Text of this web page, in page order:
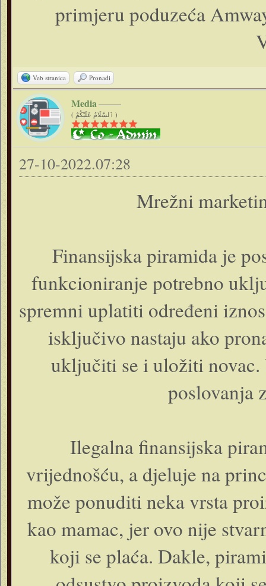
primjeru poduzeća
Veb stranica Pronađi
Media
( ٱلسَّلَامُ عَلَيْكُمْ )
27-10-2022.07:28
Mrežni
Finansijska piramida je
funkcioniranje potrebno
spremni uplatiti određeni
isključivo nastaju ako
uključiti se i uložiti
poslovanja
Ilegalna finansijska
vrijednošću, a djeluje na
može ponuditi neka vrsta
kao mamac, jer ovo nije
koji se plaća. Dakle,